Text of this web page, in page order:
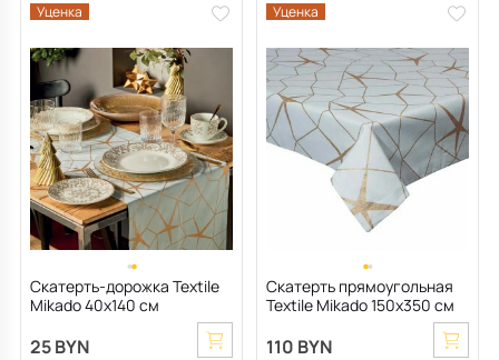
Уценка
Скатерть-дорожка Textile
Mikado 40х140 см
25 BYN
Уценка
Скатерть прямоугольная
Textile Mikado 150х350 см
110 BYN